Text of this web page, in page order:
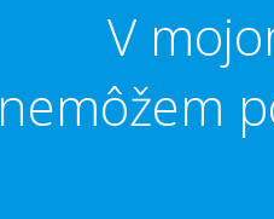
V
nemôžem